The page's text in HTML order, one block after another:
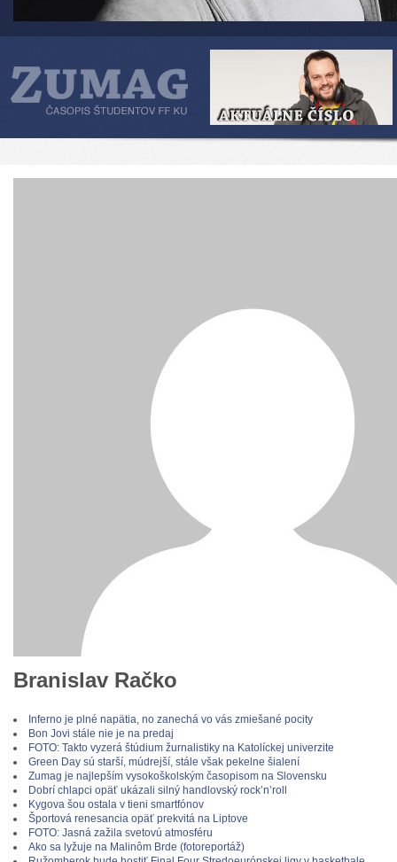
Branislav Račko
Inferno je plné napätia, no zanechá vo vás zmiešané pocity
Bon Jovi stále nie je na predaj
FOTO: Takto vyzerá štúdium žurnalistiky na Katolíckej univerzite
Green Day sú starší, múdrejší, stále však pekelne šialení
Zumag je najlepším vysokoškolským časopisom na Slovensku
Dobrí chlapci opäť ukázali silný handlovský rock’n’roll
Kygova šou ostala v tieni smartfónov
Športová renesancia opäť prekvitá na Liptove
FOTO: Jasná zažila svetovú atmosféru
Ako sa lyžuje na Malinôm Brde (fotoreportáž)